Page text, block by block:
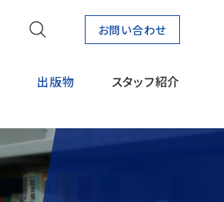
出版物 スタッフ紹介
お問い合わせ